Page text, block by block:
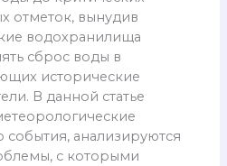
отметок, вынудив
водохранилища
сброс воды в
исторические
В данной статье
события, анализируются
с которыми